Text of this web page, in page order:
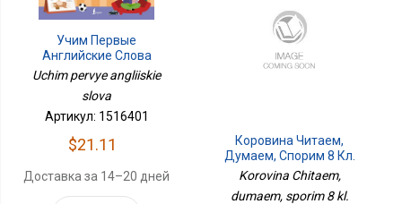
Учим Первые
Английские Слова
Uchim pervye angliiskie
slova
Артикул: 1516401
$21.11
Доставка за 14–20 дней
Коровина Читаем,
Думаем, Спорим 8 Кл.
Дидактический
Материал Приложение 1
Korovina Chitaem,
dumaem, sporim 8 kl.